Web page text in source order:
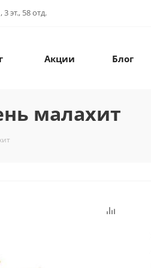
эт., 58 отд.
Акции Блог
малахит